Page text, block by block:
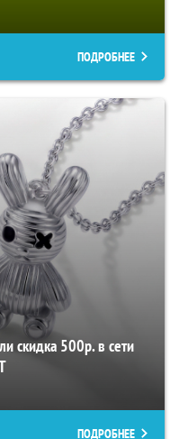
ПОДРОБНЕЕ
скидка 500р. в сети
ПОДРОБНЕЕ